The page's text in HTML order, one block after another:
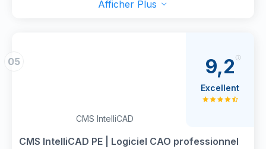
rendu 3D photoréaliste professionnel,
d'ingénierie et de construction civile telles que
les murs, fenêtres, portes, ouvertures,
solides 3D, interface en anglais et en français.
Localisation géographique et cartes
Afficher Plus
05
CMS IntelliCAD
CMS IntelliCAD PE | Logiciel CAO professionnel
9,2
Excellent